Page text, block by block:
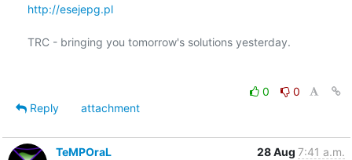
http://esejepg.pl
TRC - bringing you tomorrow's solutions yesterday.
0
0
Reply
attachment
TeMPOraL 28 Aug 7:41 a.m.